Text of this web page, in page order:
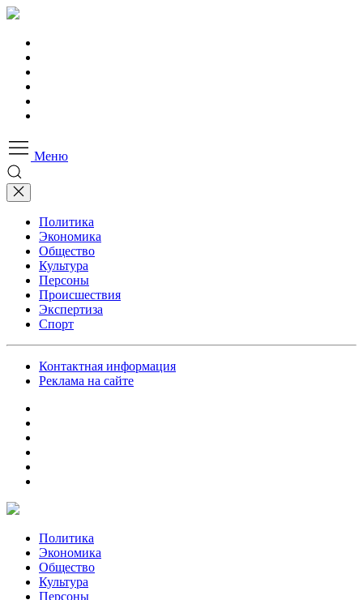
Меню
Политика
Экономика
Общество
Культура
Персоны
Происшествия
Экспертиза
Спорт
Контактная информация
Реклама на сайте
Политика
Экономика
Общество
Культура
Персоны